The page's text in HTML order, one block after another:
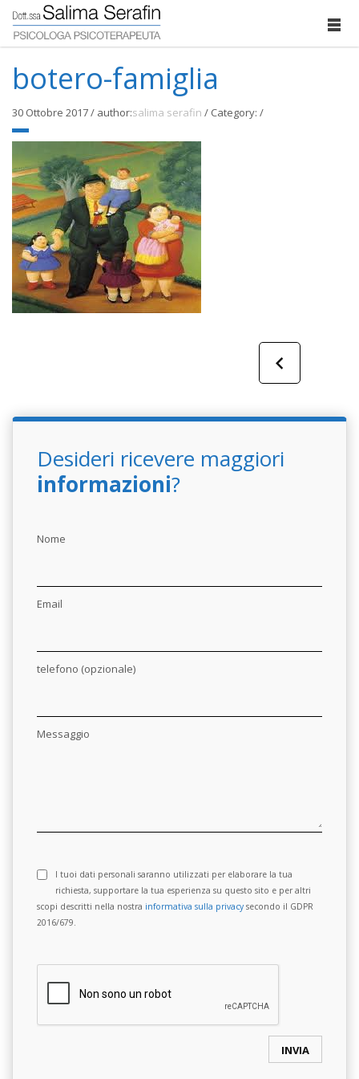
botero-famiglia
30 Ottobre 2017/ author:salima serafin / Category: /
Desideri ricevere maggiori
informazioni?
Nome
Email
telefono (opzionale)
Messaggio
I tuoi dati personali saranno utilizzati per elaborare la tua
richiesta, supportare la tua esperienza su questo sito e per altri
scopi descritti nella nostra informativa sulla privacy secondo il GDPR
2016/679.